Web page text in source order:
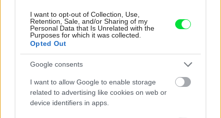
I want to opt-out of Collection, Use,
Retention, Sale, and/or Sharing of my
Personal Data that Is Unrelated with the
Purposes for which it was collected.
Opted Out
Google consents
I want to allow Google to enable storage
related to advertising like cookies on web or
device identifiers in apps.
Ako premeníte vaše steny na umelecké zátišie
s obrazmi